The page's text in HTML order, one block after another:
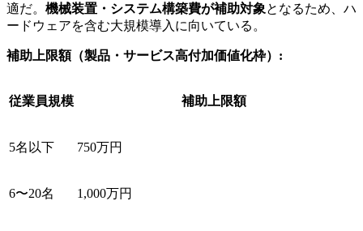
適だ。 機械装置・システム構築費が補助対象となるため、ハ
ードウェアを含む大規模導入に向いている。
補助上限額（製品・サービス高付加価値化枠）:
従業員規模 補助上限額
5名以下 750万円
6〜20名 1,000万円